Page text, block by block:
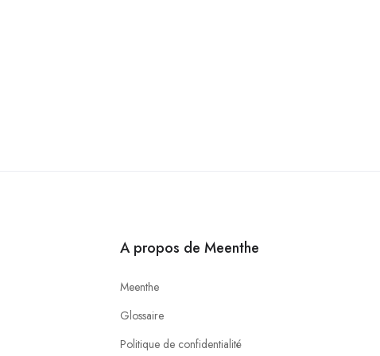
A propos de Meenthe
Meenthe
Glossaire
Politique de confidentialité